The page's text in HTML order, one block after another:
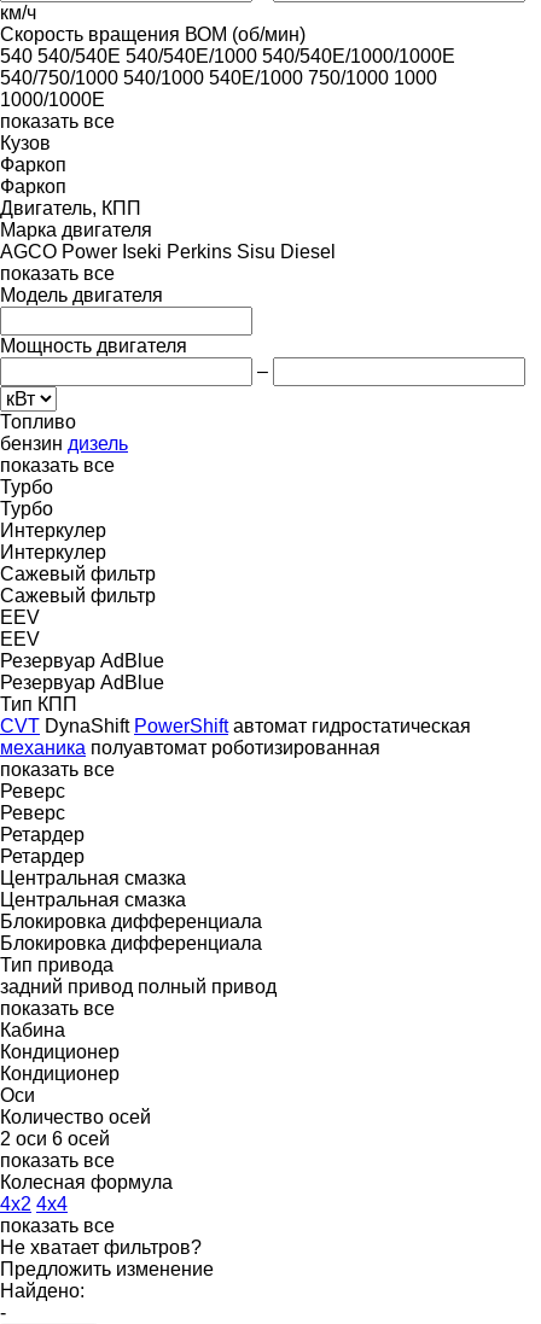
км/ч
Скорость вращения ВОМ (об/мин)
540 540/540E 540/540E/1000 540/540E/1000/1000E
540/750/1000 540/1000 540E/1000 750/1000 1000
1000/1000E
показать все
Кузов
Фаркоп
Фаркоп
Двигатель, КПП
Марка двигателя
AGCO Power Iseki Perkins Sisu Diesel
показать все
Модель двигателя
Мощность двигателя
–
Топливо
бензин дизель
показать все
Турбо
Турбо
Интеркулер
Интеркулер
Сажевый фильтр
Сажевый фильтр
EEV
EEV
Резервуар AdBlue
Резервуар AdBlue
Тип КПП
CVT DynaShift PowerShift автомат гидростатическая
механика полуавтомат роботизированная
показать все
Реверс
Реверс
Ретардер
Ретардер
Центральная смазка
Центральная смазка
Блокировка дифференциала
Блокировка дифференциала
Тип привода
задний привод полный привод
показать все
Кабина
Кондиционер
Кондиционер
Оси
Количество осей
2 оси 6 осей
показать все
Колесная формула
4x2 4x4
показать все
Не хватает фильтров?
Предложить изменение
Найдено:
-